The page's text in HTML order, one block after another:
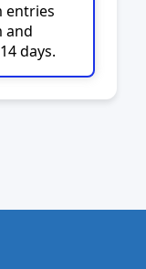
entries
and
days.